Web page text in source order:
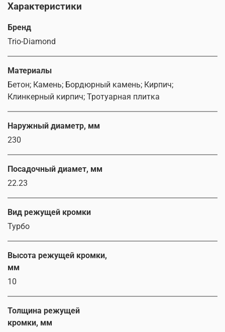
Характеристики
Бренд
Trio-Diamond
Материалы
Бетон; Камень; Бордюрный камень; Кирпич;
Клинкерный кирпич; Тротуарная плитка
Наружный диаметр, мм
230
Посадочный диамет, мм
22.23
Вид режущей кромки
Турбо
Высота режущей кромки,
мм
10
Толщина режущей
кромки, мм